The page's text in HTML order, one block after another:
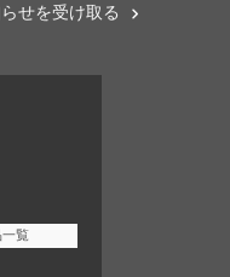
せを受け取る
覧